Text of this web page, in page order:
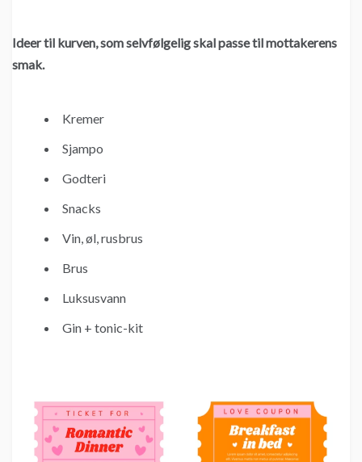
Ideer til kurven, som selvfølgelig skal passe til mottakerens
smak.
Kremer
Sjampo
Godteri
Snacks
Vin, øl, rusbrus
Brus
Luksusvann
Gin + tonic-kit